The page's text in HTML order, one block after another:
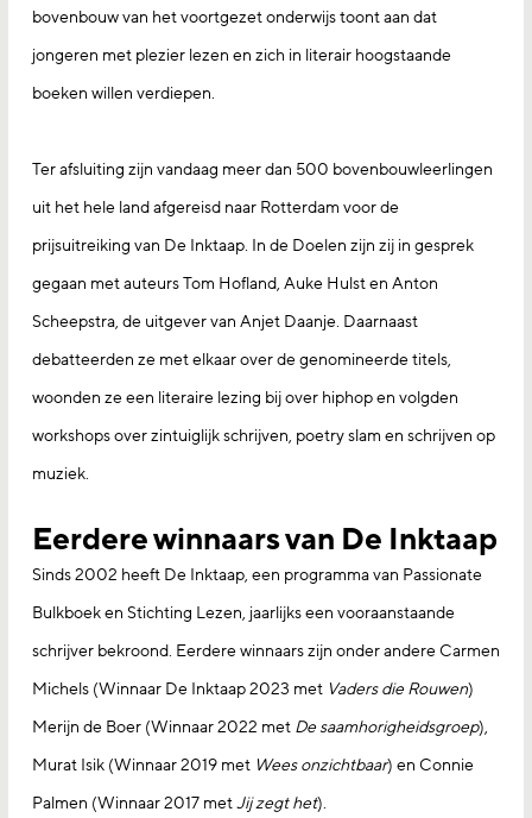
bovenbouw van het voortgezet onderwijs toont aan dat
jongeren met plezier lezen en zich in literair hoogstaande
boeken willen verdiepen.
Ter afsluiting zijn vandaag meer dan 500 bovenbouwleerlingen
uit het hele land afgereisd naar Rotterdam voor de
prijsuitreiking van De Inktaap. In de Doelen zijn zij in gesprek
gegaan met auteurs Tom Hofland, Auke Hulst en Anton
Scheepstra, de uitgever van Anjet Daanje. Daarnaast
debatteerden ze met elkaar over de genomineerde titels,
woonden ze een literaire lezing bij over hiphop en volgden
workshops over zintuiglijk schrijven, poetry slam en schrijven op
muziek.
Eerdere winnaars van De Inktaap
Sinds 2002 heeft De Inktaap, een programma van Passionate
Bulkboek en Stichting Lezen, jaarlijks een vooraanstaande
schrijver bekroond. Eerdere winnaars zijn onder andere Carmen
Michels (Winnaar De Inktaap 2023 met Vaders die Rouwen)
Merijn de Boer (Winnaar 2022 met De saamhorigheidsgroep),
Murat Isik (Winnaar 2019 met Wees onzichtbaar) en Connie
Palmen (Winnaar 2017 metJij zegt het).